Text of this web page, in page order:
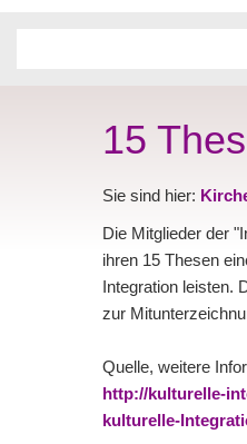
15
Sie sind hier:
Die Mitglieder der
ihren 15 Thesen
Integration leisten.
zur
Quelle, weitere
http://kulturelle-
kulturelle-